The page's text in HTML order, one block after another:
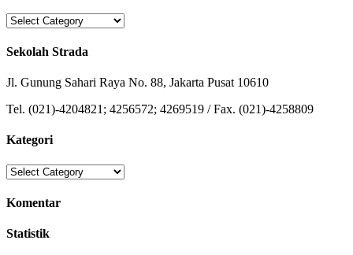
Categories
Sekolah Strada
Jl. Gunung Sahari Raya No. 88, Jakarta Pusat 10610
Tel. (021)-4204821; 4256572; 4269519 / Fax. (021)-4258809
Kategori
Kategori
Komentar
Statistik